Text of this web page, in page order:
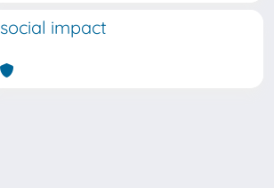
social impact